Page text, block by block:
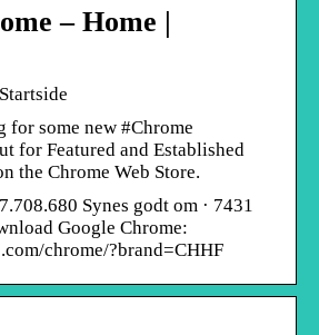
– Home |
for some new #Chrome
for Featured and Established
the Chrome Web Store.
Synes godt om · 7431
Google Chrome:
chrome/?brand=CHHF